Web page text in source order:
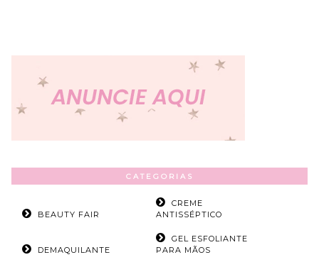
CATEGORIAS
BEAUTY FAIR
CREME
ANTISSÉPTICO
DEMAQUILANTE
GEL ESFOLIANTE
PARA MÃOS